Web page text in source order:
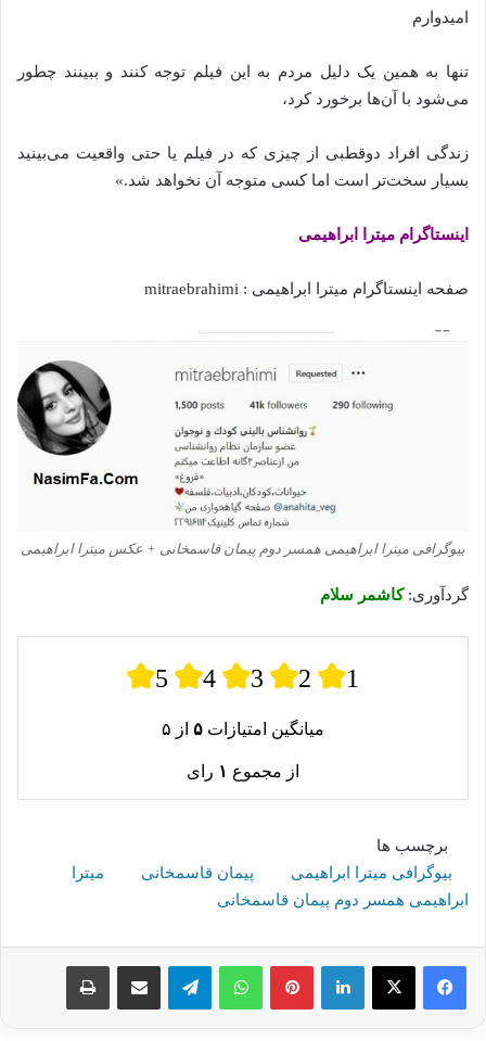
امیدوارم
تنها به همین یک دلیل مردم به این فیلم توجه کنند و ببینند چطور
می‌شود با آن‌ها برخورد کرد،
زندگی افراد دوقطبی از چیزی که در فیلم یا حتی واقعیت می‌بینید
بسیار سخت‌تر است اما کسی متوجه آن نخواهد شد.»
اینستاگرام میترا ابراهیمی
صفحه اینستاگرام میترا ابراهیمی : mitraebrahimi
بیوگرافی میترا ابراهیمی همسر دوم پیمان قاسمخانی + عکس میترا ابراهیمی
گردآوری:کاشمر سلام
5 4 3 2 1
میانگین امتیازات ۵ از ۵
از مجموع ۱ رای
برچسب ها
بیوگرافی میترا ابراهیمی
پیمان قاسمخانی
میترا
ابراهیمی همسر دوم پیمان قاسمخانی
لینکدین پینترستواتس آپ تلگرام اشتراک گذاری از طریق ایمیل چاپ